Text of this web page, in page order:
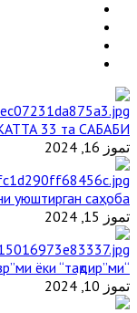
33 та САБАБИ
تموز 16, 2024
уюштирган саҳоба
تموز 15, 2024
“Ҳизр”ми ёки “тақдир”ми?
تموز 10, 2024